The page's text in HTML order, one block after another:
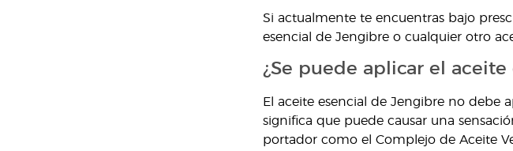
Si actualmente te encuentras bajo
esencial de Jengibre o cualquier otro
¿Se puede aplicar el
El aceite esencial de Jengibre no debe
significa que puede causar una
portador como el Complejo de Aceite